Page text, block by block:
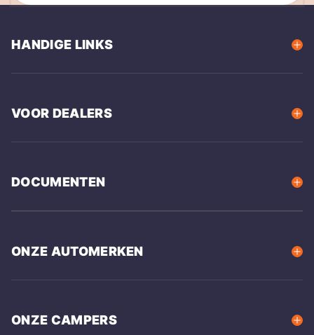
HANDIGE LINKS
VOOR DEALERS
DOCUMENTEN
ONZE AUTOMERKEN
ONZE CAMPERS